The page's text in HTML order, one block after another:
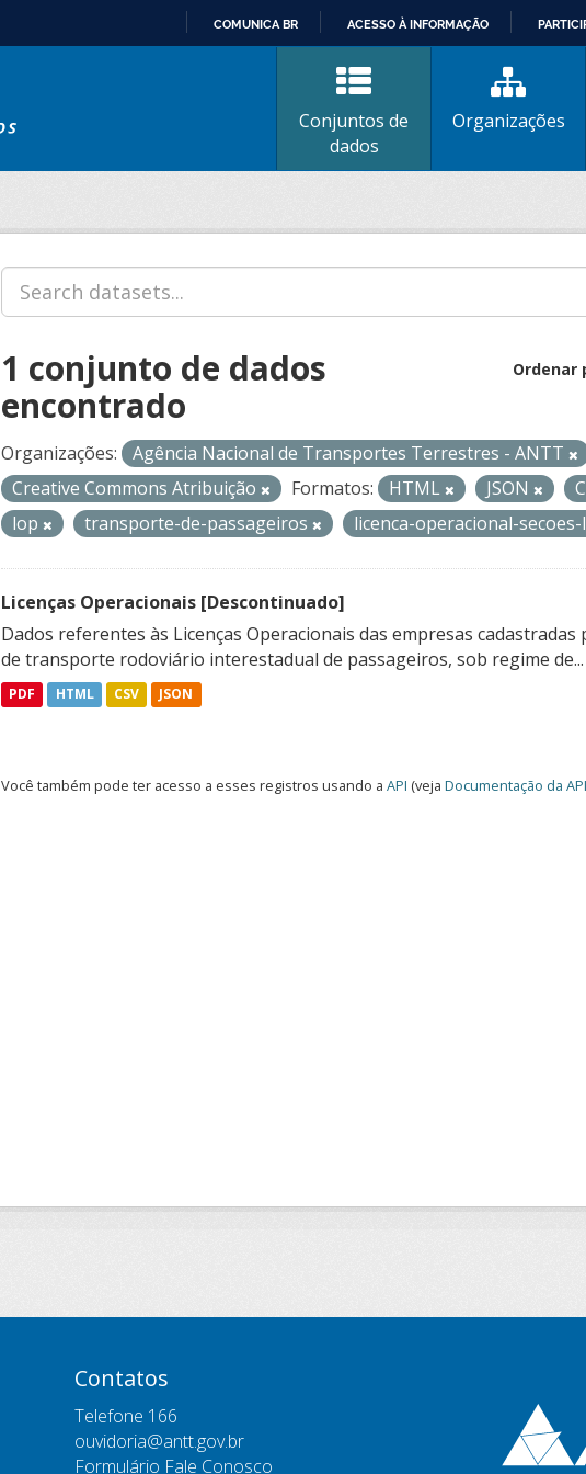
CONTEÚDO
COMUNICA BR ACESSO À INFORMAÇÃO
Conjuntos de
dados
Organizações
Ordenar
1 conjunto de dados
encontrado
Organizações: Agência Nacional de Transportes Terrestres - ANTT
Creative Commons Atribuição
Formatos: HTML JSON
lop
transporte-de-passageiros licenca-operacional-
Licenças Operacionais [Descontinuado]
Dados referentes às Licenças Operacionais das empresas
de transporte rodoviário interestadual de passageiros, sob regime de...
PDF HTML CSV JSON
Você também pode ter acesso a esses registros usando a API (veja Documentação da API
Contatos
Telefone 166
ouvidoria@antt.gov.br
Formulário Fale Conosco